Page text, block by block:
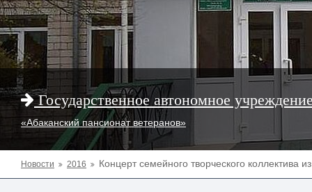
Государственное автономное
«Абаканский пансионат ветеранов»
Новости 2016 Концерт семейного творческого коллектива